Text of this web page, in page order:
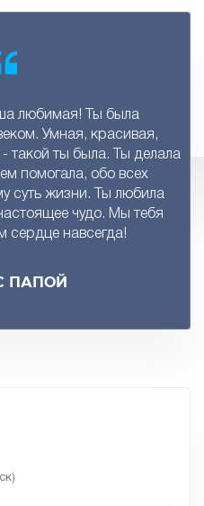
любимая! Ты была
Умная, красивая,
такой ты была. Ты делала
помогала, обо всех
суть жизни. Ты любила
чудо. Мы тебя
сердце навсегда!
ПАПОЙ